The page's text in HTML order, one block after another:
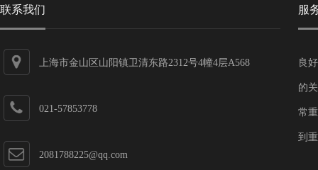
联系我们
上海市金山区山阳镇卫清东路2312号4幢4层A568
021-57853778
2081788225@qq.com
服
良
的
常
到